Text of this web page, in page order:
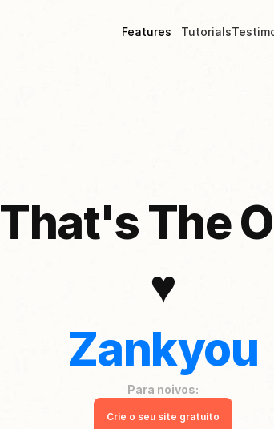
Features Tutorials
That's The
♥
Zankyou
Para noivos:
Crie o seu site gratuito